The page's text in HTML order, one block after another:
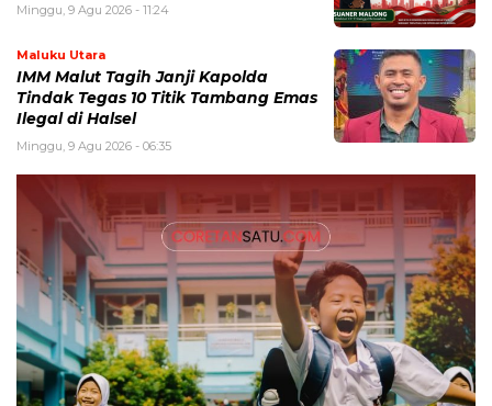
Minggu, 9 Agu 2026 - 11:24
Maluku Utara
IMM Malut Tagih Janji Kapolda
Tindak Tegas 10 Titik Tambang Emas
Ilegal di Halsel
Minggu, 9 Agu 2026 - 06:35